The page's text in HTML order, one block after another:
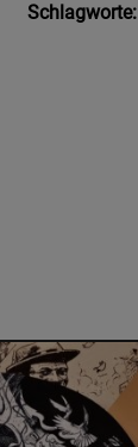
Schlagworte: